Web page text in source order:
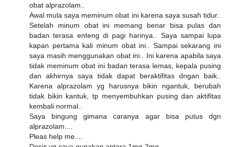
obat alprazolam..
Awal mula saya meminum obat ini karena saya susah tidur..
Setelah minum obat ini memang benar bisa pulas dan
badan terasa enteng di pagi harinya.. Saya sampai lupa
kapan pertama kali minum obat ini.. Sampai sekarang ini
saya masih menggunakan obat ini.. Ini karena apabila saya
tidak meminum obat ini badan terasa lemas, kepala pusing
dan akhirnya saya tidak dapat beraktifitas dngan baik..
Karena alprazolam yg harusnya bikin ngantuk, berubah
tidak bikin kantuk, tp menyembuhkan pusing dan aktifitas
kembali normal..
Saya bingung gimana caranya agar bisa putus dgn
alprazolam....
Pleas help me....